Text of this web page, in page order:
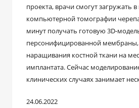
проекта, врачи смогут загружать
компьютерной томографии
минут получать готовую 3D-
персонифицированной
наращивания костной ткани на
имплантата. Сейчас
клинических случаях занимает
24.06.2022